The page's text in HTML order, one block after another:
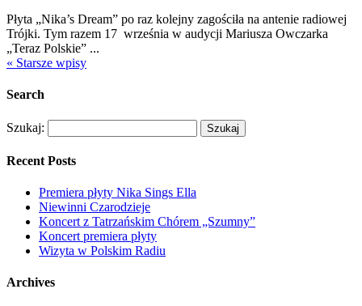
Płyta „Nika’s Dream” po raz kolejny zagościła na antenie radiowej
Trójki. Tym razem 17 września w audycji Mariusza Owczarka
„Teraz Polskie” ...
« Starsze wpisy
Search
Szukaj:
Recent Posts
Premiera płyty Nika Sings Ella
Niewinni Czarodzieje
Koncert z Tatrzańskim Chórem „Szumny”
Koncert premiera płyty
Wizyta w Polskim Radiu
Archives